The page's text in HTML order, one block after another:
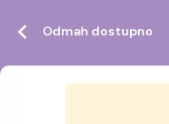
Odmah dostupno